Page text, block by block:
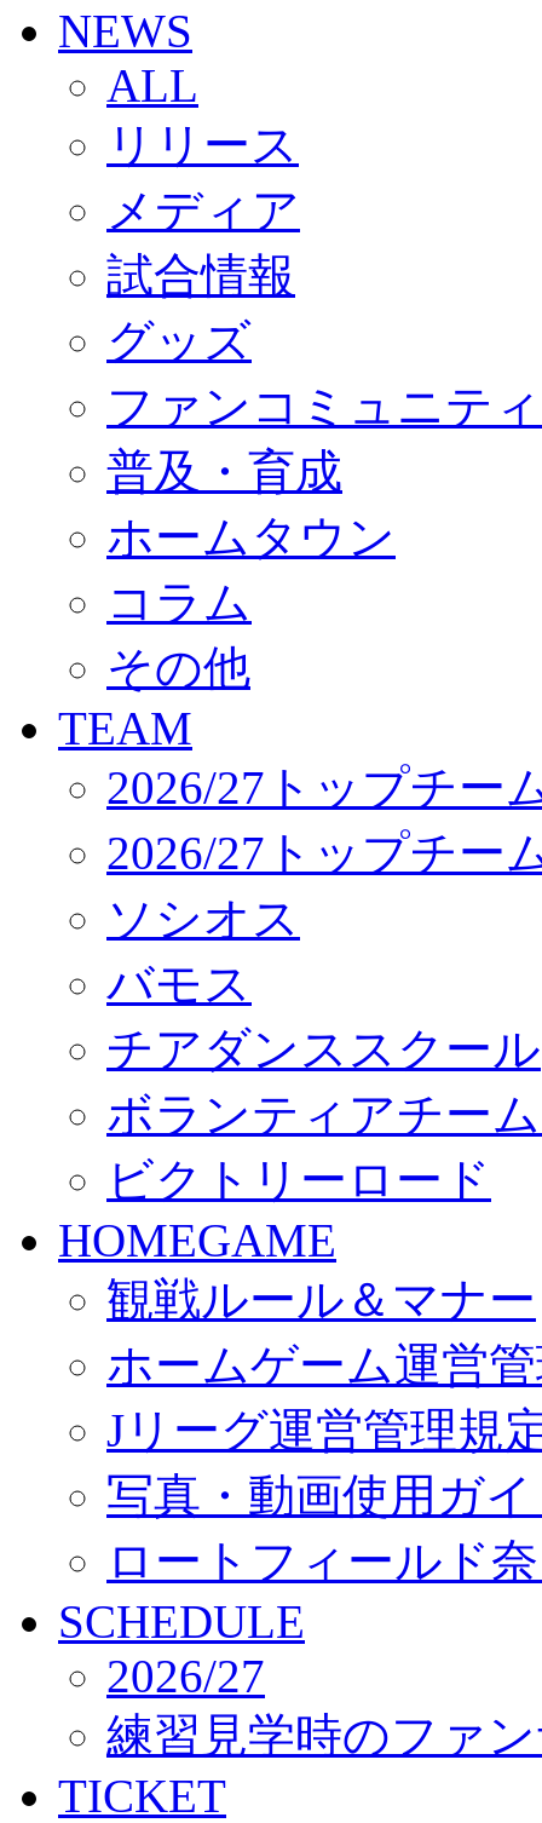
SCHEDULE
2026/27
練習見学時のファンサービスについて
TICKET
奈良クラブ明治安田J3リーグ2026/27シーズン試
奈良クラブ明治安田Ｊ3リーグ 2026/27シーズン「
観戦ルール＆マナー
2026/27ファンコミュニティ
サポートショップ
GOODS
オフィシャルストア（実店舗）
オンラインストア
ACADEMY
アカデミーについて
コーチ&スタッフ
ジュニア
ジュニアユース
ユース
練習拠点（ナラディーア）
SCHOOL
CLUB
パートナー募集
クラブ理念
サステナビリティ
Web制作支援
応援プロジェクト
NEWS
ALL
リリース
メディア
試合情報
グッズ
ファンコミュニティ
普及・育成
ホームタウン
コラム
その他
TEAM
2026/27トップチー
2026/27トップチー
ソシオス
バモス
チアダンススクール
ボランティアチー
ビクトリーロード
HOMEGAME
観戦ルール＆マナー
ホームゲーム運営
Jリーグ運営管理規
写真・動画使用ガ
ロートフィールド
SCHEDULE
2026/27
練習見学時のファ
TICKET